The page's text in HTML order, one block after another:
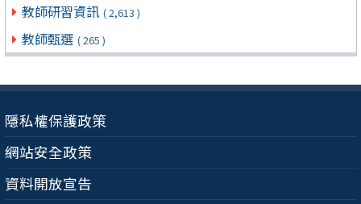
教師研習資訊 ( 2,613 )
教師甄選 ( 265 )
隱私權保護政策
網站安全政策
資料開放宣告